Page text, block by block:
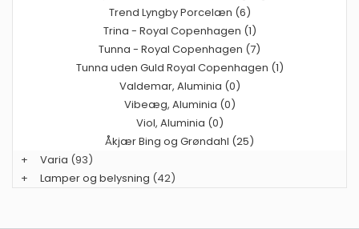
Trend Lyngby Porcelæn (6)
Trina - Royal Copenhagen (1)
Tunna - Royal Copenhagen (7)
Tunna uden Guld Royal Copenhagen (1)
Valdemar, Aluminia (0)
Vibeæg, Aluminia (0)
Viol, Aluminia (0)
Åkjær Bing og Grøndahl (25)
+
Varia (93)
+
Lamper og belysning (42)